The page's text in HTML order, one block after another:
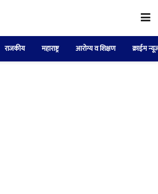
राजकीय महाराष्ट्र आरोग्य व शिक्षण क्राईम